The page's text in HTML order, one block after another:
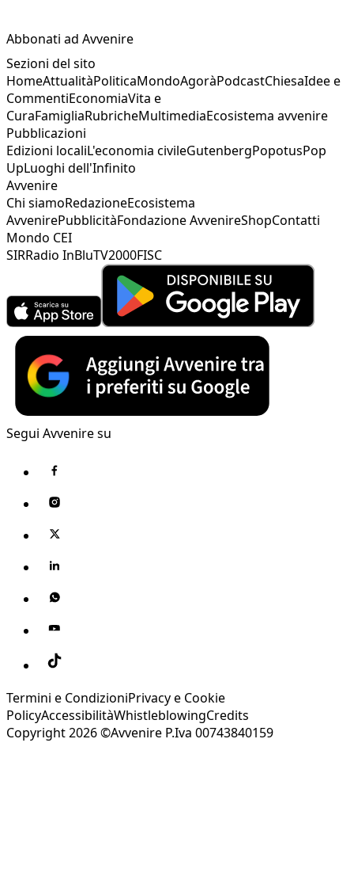
Abbonati ad Avvenire
Sezioni del sito
HomeAttualitàPoliticaMondoAgoràPodcastChiesaIdee e
CommentiEconomiaVita e
CuraFamigliaRubricheMultimediaEcosistema avvenire
Pubblicazioni
Edizioni localiL'economia civileGutenbergPopotusPop
UpLuoghi dell'Infinito
Avvenire
Chi siamoRedazioneEcosistema
AvvenirePubblicitàFondazione AvvenireShopContatti
Mondo CEI
SIRRadio InBluTV2000FISC
Segui Avvenire su
Termini e CondizioniPrivacy e Cookie
PolicyAccessibilitàWhistleblowingCredits
Copyright 2026 ©Avvenire P.Iva 00743840159